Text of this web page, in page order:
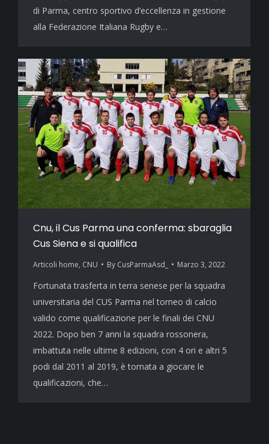
di Parma, centro sportivo d’eccellenza in gestione
alla Federazione Italiana Rugby e…
Cnu, il Cus Parma una conferma: sbaraglia
Cus Siena e si qualifica
Articoli home, CNU By CusParmaAsd_ Marzo 3, 2022
Fortunata trasferta in terra senese per la squadra
universitaria del CUS Parma nel torneo di calcio
valido come qualificazione per le finali dei CNU
2022. Dopo ben 7 anni la squadra rossonera,
imbattuta nelle ultime 8 edizioni, con 4 ori e altri 5
podi dal 2011 al 2019, è tornata a giocare le
qualificazioni, che…